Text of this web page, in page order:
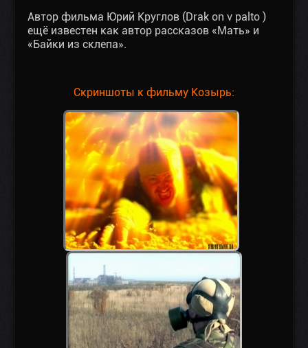
Автор фильма Юрий Круглов (Drak on v palto )
ещё известен как автор рассказов «Мать» и
«Байки из склепа».
Cкриншоты к фильму Козырь: